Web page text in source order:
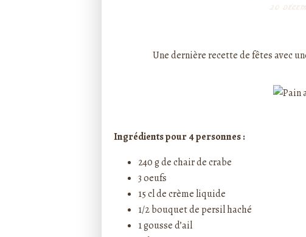
20
Une dernière recette de fêtes avec
Ingrédients pour 4 personnes :
240 g de chair de crabe
3 oeufs
15 cl de crème liquide
1/2 bouquet de persil haché
1 gousse d’ail